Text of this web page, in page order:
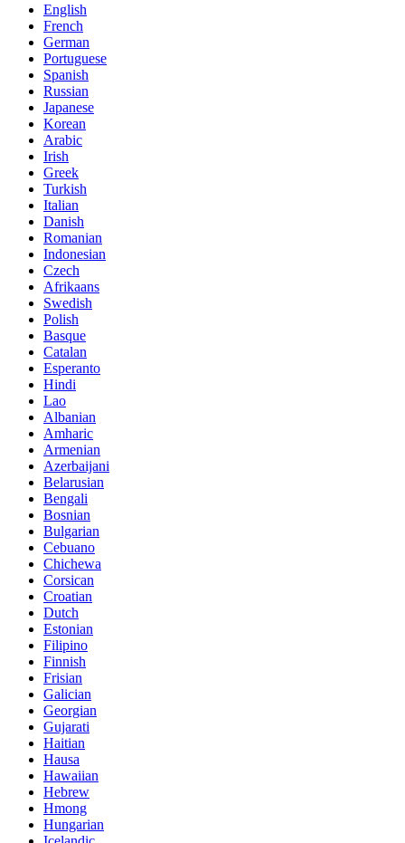
English
French
German
Portuguese
Spanish
Russian
Japanese
Korean
Arabic
Irish
Greek
Turkish
Italian
Danish
Romanian
Indonesian
Czech
Afrikaans
Swedish
Polish
Basque
Catalan
Esperanto
Hindi
Lao
Albanian
Amharic
Armenian
Azerbaijani
Belarusian
Bengali
Bosnian
Bulgarian
Cebuano
Chichewa
Corsican
Croatian
Dutch
Estonian
Filipino
Finnish
Frisian
Galician
Georgian
Gujarati
Haitian
Hausa
Hawaiian
Hebrew
Hmong
Hungarian